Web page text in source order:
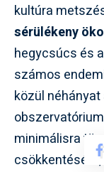
kultúra
sérülékeny
hegycsúcs és
számos
közül
minimálisra